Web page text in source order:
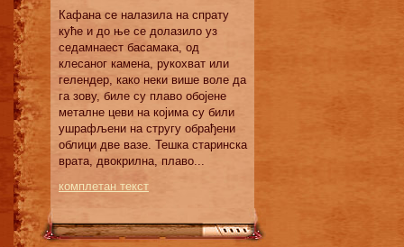
Кафана се налазила на спрату
куће и до ње се долазило уз
седамнаест басамака, од
клесаног камена, рукохват или
гелендер, како неки више воле да
га зову, биле су плаво обојене
металне цеви на којима су били
ушрафљени на стругу обрађени
облици две вазе. Тешка старинска
врата, двокрилна, плаво...
комплетан текст